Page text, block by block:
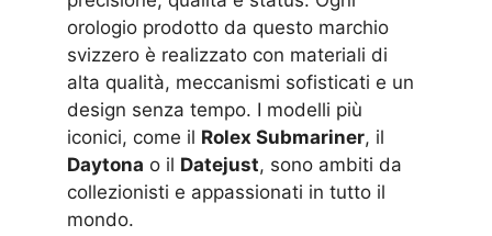
orologio prodotto da questo marchio
svizzero è realizzato con materiali di
alta qualità, meccanismi sofisticati e un
design senza tempo. I modelli più
iconici, come il Rolex Submariner, il
Daytona o il Datejust, sono ambiti da
collezionisti e appassionati in tutto il
mondo.